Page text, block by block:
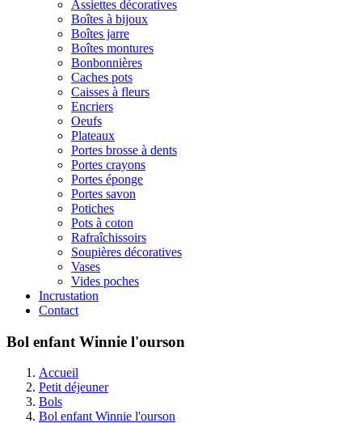
Assiettes décoratives
Boîtes à bijoux
Boîtes jarre
Boîtes montures
Bonbonnières
Caches pots
Caisses à fleurs
Encriers
Oeufs
Plateaux
Portes brosse à dents
Portes crayons
Portes éponge
Portes savon
Potiches
Pots à coton
Rafraîchissoirs
Soupières décoratives
Vases
Vides poches
Incrustation
Contact
Bol enfant Winnie l'ourson
Accueil
Petit déjeuner
Bols
Bol enfant Winnie l'ourson